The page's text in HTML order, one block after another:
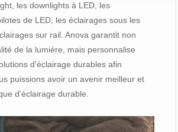
les downlights à LED, les
de LED, les éclairages sous les
sur rail. Anova garantit non
de la lumière, mais personnalise
d'éclairage durables afin
puissions avoir un avenir meilleur et
d'éclairage durable.